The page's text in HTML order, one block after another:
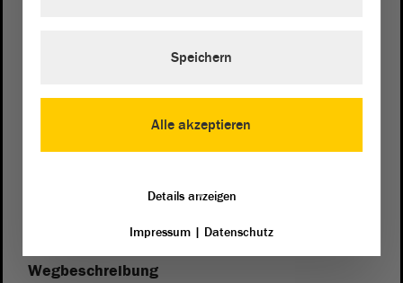
Postanschrift
Wegbeschreibung
Alle akzeptieren
Speichern
Details anzeigen
Impressum| Datenschutz